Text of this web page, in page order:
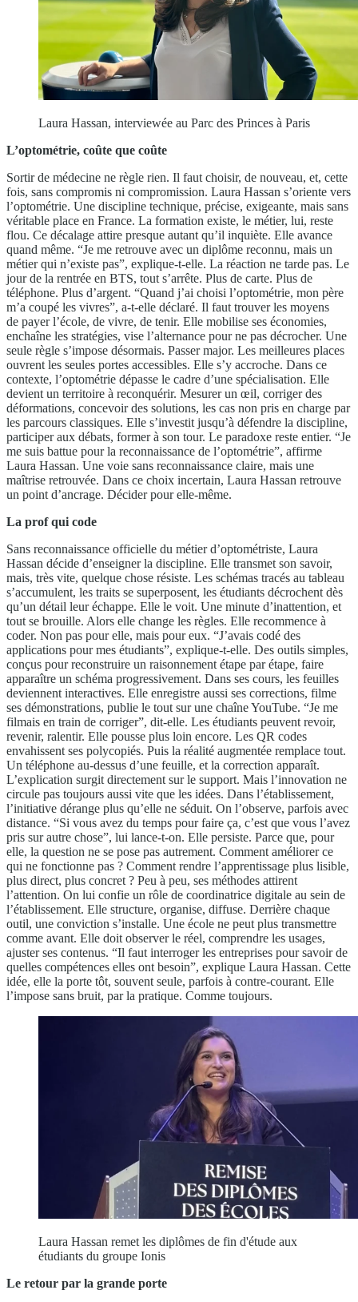
Laura Hassan, interviewée au Parc des Princes à Paris
L’optométrie, coûte que coûte
Sortir de médecine ne règle rien. Il faut choisir, de nouveau, et, cette
fois, sans compromis ni compromission. Laura Hassan s’oriente vers
l’optométrie. Une discipline technique, précise, exigeante, mais sans
véritable place en France. La formation existe, le métier, lui, reste
flou. Ce décalage attire presque autant qu’il inquiète. Elle avance
quand même. “Je me retrouve avec un diplôme reconnu, mais un
métier qui n’existe pas”, explique-t-elle. La réaction ne tarde pas. Le
jour de la rentrée en BTS, tout s’arrête. Plus de carte. Plus de
téléphone. Plus d’argent. “Quand j’ai choisi l’optométrie, mon père
m’a coupé les vivres”, a-t-elle déclaré. Il faut trouver les moyens
de payer l’école, de vivre, de tenir. Elle mobilise ses économies,
enchaîne les stratégies, vise l’alternance pour ne pas décrocher. Une
seule règle s’impose désormais. Passer major. Les meilleures places
ouvrent les seules portes accessibles. Elle s’y accroche. Dans ce
contexte, l’optométrie dépasse le cadre d’une spécialisation. Elle
devient un territoire à reconquérir. Mesurer un œil, corriger des
déformations, concevoir des solutions, les cas non pris en charge par
les parcours classiques. Elle s’investit jusqu’à défendre la discipline,
participer aux débats, former à son tour. Le paradoxe reste entier. “Je
me suis battue pour la reconnaissance de l’optométrie”, affirme
Laura Hassan. Une voie sans reconnaissance claire, mais une
maîtrise retrouvée. Dans ce choix incertain, Laura Hassan retrouve
un point d’ancrage. Décider pour elle-même.
La prof qui code
Sans reconnaissance officielle du métier d’optométriste, Laura
Hassan décide d’enseigner la discipline. Elle transmet son savoir,
mais, très vite, quelque chose résiste. Les schémas tracés au tableau
s’accumulent, les traits se superposent, les étudiants décrochent dès
qu’un détail leur échappe. Elle le voit. Une minute d’inattention, et
tout se brouille. Alors elle change les règles. Elle recommence à
coder. Non pas pour elle, mais pour eux. “J’avais codé des
applications pour mes étudiants”, explique-t-elle. Des outils simples,
conçus pour reconstruire un raisonnement étape par étape, faire
apparaître un schéma progressivement. Dans ses cours, les feuilles
deviennent interactives. Elle enregistre aussi ses corrections, filme
ses démonstrations, publie le tout sur une chaîne YouTube. “Je me
filmais en train de corriger”, dit-elle. Les étudiants peuvent revoir,
revenir, ralentir. Elle pousse plus loin encore. Les QR codes
envahissent ses polycopiés. Puis la réalité augmentée remplace tout.
Un téléphone au-dessus d’une feuille, et la correction apparaît.
L’explication surgit directement sur le support. Mais l’innovation ne
circule pas toujours aussi vite que les idées. Dans l’établissement,
l’initiative dérange plus qu’elle ne séduit. On l’observe, parfois avec
distance. “Si vous avez du temps pour faire ça, c’est que vous l’avez
pris sur autre chose”, lui lance-t-on. Elle persiste. Parce que, pour
elle, la question ne se pose pas autrement. Comment améliorer ce
qui ne fonctionne pas ? Comment rendre l’apprentissage plus lisible,
plus direct, plus concret ? Peu à peu, ses méthodes attirent
l’attention. On lui confie un rôle de coordinatrice digitale au sein de
l’établissement. Elle structure, organise, diffuse. Derrière chaque
outil, une conviction s’installe. Une école ne peut plus transmettre
comme avant. Elle doit observer le réel, comprendre les usages,
ajuster ses contenus. “Il faut interroger les entreprises pour savoir de
quelles compétences elles ont besoin”, explique Laura Hassan. Cette
idée, elle la porte tôt, souvent seule, parfois à contre-courant. Elle
l’impose sans bruit, par la pratique. Comme toujours.
Laura Hassan remet les diplômes de fin d'étude aux
étudiants du groupe Ionis
Le retour par la grande porte